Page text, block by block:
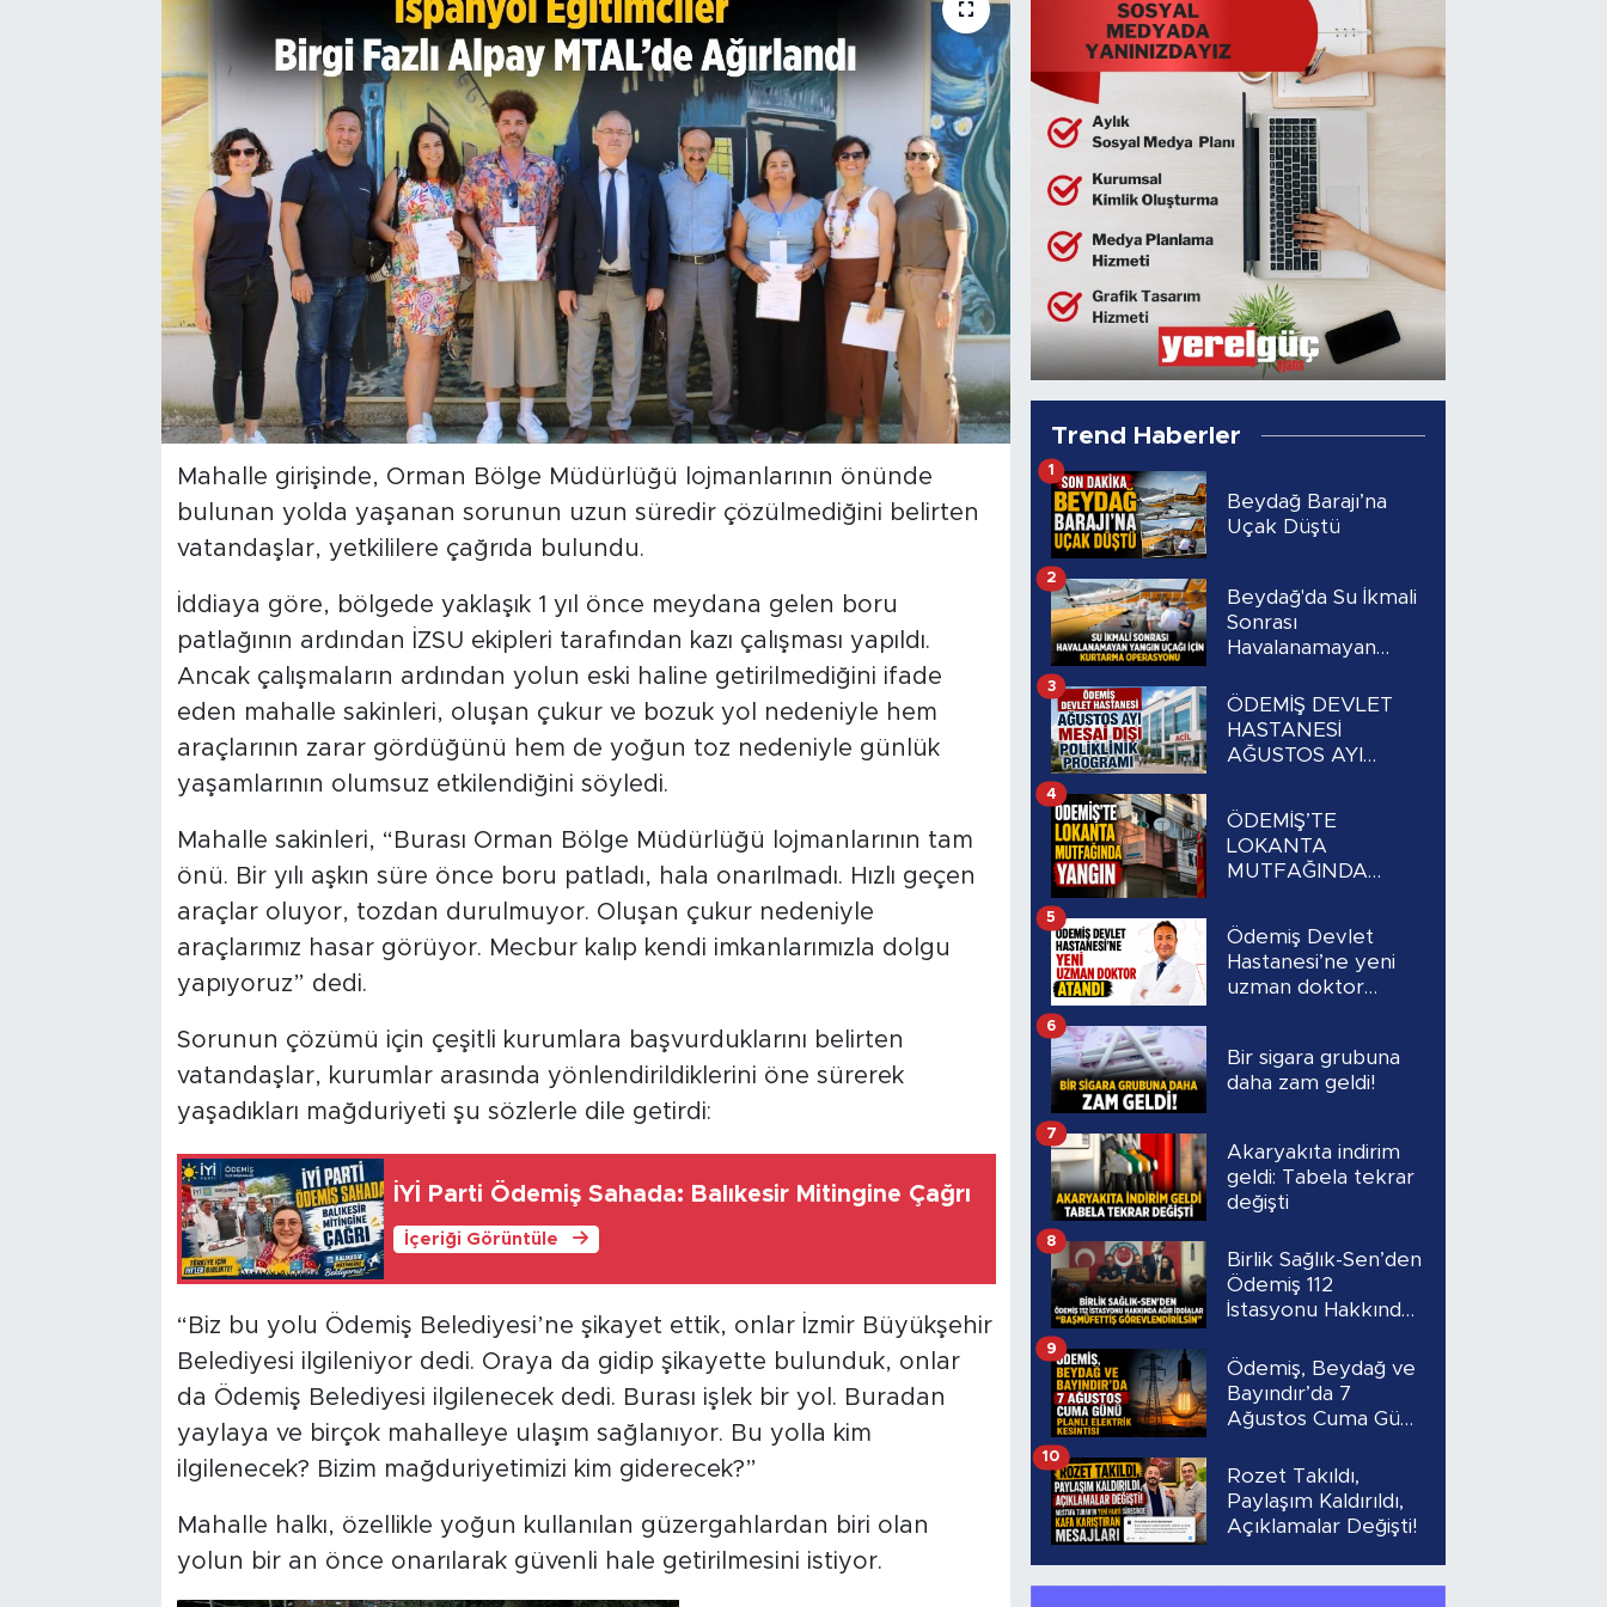
Mahalle girişinde, Orman Bölge Müdürlüğü lojmanlarının önünde
bulunan yolda yaşanan sorunun uzun süredir çözülmediğini belirten
vatandaşlar, yetkililere çağrıda bulundu.
İddiaya göre, bölgede yaklaşık 1 yıl önce meydana gelen boru
patlağının ardından İZSU ekipleri tarafından kazı çalışması yapıldı.
Ancak çalışmaların ardından yolun eski haline getirilmediğini ifade
eden mahalle sakinleri, oluşan çukur ve bozuk yol nedeniyle hem
araçlarının zarar gördüğünü hem de yoğun toz nedeniyle günlük
yaşamlarının olumsuz etkilendiğini söyledi.
Mahalle sakinleri, “Burası Orman Bölge Müdürlüğü lojmanlarının tam
önü. Bir yılı aşkın süre önce boru patladı, hala onarılmadı. Hızlı geçen
araçlar oluyor, tozdan durulmuyor. Oluşan çukur nedeniyle
araçlarımız hasar görüyor. Mecbur kalıp kendi imkanlarımızla dolgu
yapıyoruz” dedi.
Sorunun çözümü için çeşitli kurumlara başvurduklarını belirten
vatandaşlar, kurumlar arasında yönlendirildiklerini öne sürerek
yaşadıkları mağduriyeti şu sözlerle dile getirdi:
İYİ Parti Ödemiş Sahada: Balıkesir Mitingine Çağrı
İçeriği Görüntüle
“Biz bu yolu Ödemiş Belediyesi’ne şikayet ettik, onlar İzmir Büyükşehir
Belediyesi ilgileniyor dedi. Oraya da gidip şikayette bulunduk, onlar
da Ödemiş Belediyesi ilgilenecek dedi. Burası işlek bir yol. Buradan
yaylaya ve birçok mahalleye ulaşım sağlanıyor. Bu yolla kim
ilgilenecek? Bizim mağduriyetimizi kim giderecek?”
Mahalle halkı, özellikle yoğun kullanılan güzergahlardan biri olan
yolun bir an önce onarılarak güvenli hale getirilmesini istiyor.
Trend Haberler
Beydağ Barajı’na
Uçak Düştü
1
Beydağ'da Su İkmali
Sonrası
Havalanamayan
Kurtarma
Operasyonu
2
ÖDEMİŞ DEVLET
HASTANESİ
AĞUSTOS AYI
POLİKLİNİK
PROGRAMI
3
ÖDEMİŞ’TE
LOKANTA
MUTFAĞINDA
4
Ödemiş Devlet
Hastanesi’ne yeni
uzman doktor
5
Bir sigara grubuna
daha zam geldi!
6
Akaryakıta indirim
geldi: Tabela tekrar
değişti
7
Birlik Sağlık-Sen’den
Ödemiş 112
İstasyonu Hakkında
“Başmüfettiş
Görevlendirilsin”
8
Ödemiş, Beydağ ve
Bayındır’da 7
Ağustos Cuma Günü
Kesintisi
9
Rozet Takıldı,
Paylaşım Kaldırıldı,
Açıklamalar Değişti!
10